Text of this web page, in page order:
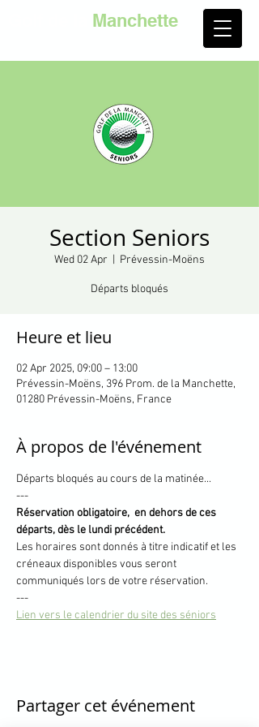
Manchette
Section Seniors
Wed 02 Apr Prévessin-Moëns
Départs bloqués
Heure et lieu
02 Apr 2025, 09:00 – 13:00
Prévessin-Moëns, 396 Prom. de la Manchette,
01280 Prévessin-Moëns, France
À propos de l'événement
Départs bloqués au cours de la matinée...
---
Réservation obligatoire,  en dehors de ces
départs, dès le lundi précédent.
Les horaires sont donnés à titre indicatif et les
créneaux disponibles vous seront
communiqués lors de votre réservation.
---
Lien vers le calendrier du site des séniors
Partager cet événement